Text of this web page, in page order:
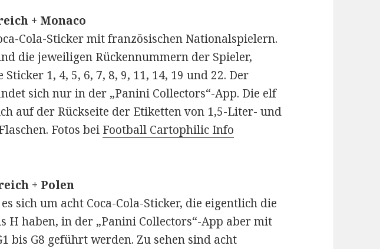
+ Monaco
Cola-Sticker mit französischen Nationalspielern.
die jeweiligen Rückennummern der Spieler,
1, 4, 5, 6, 7, 8, 9, 11, 14, 19 und 22. Der
sich nur in der „Panini Collectors“-App. Die elf
auf der Rückseite der Etiketten von 1,5-Liter- und
Fotos bei Football Cartophilic Info
+ Polen
sich um acht Coca-Cola-Sticker, die eigentlich die
H haben, in der „Panini Collectors“-App aber mit
bis G8 geführt werden. Zu sehen sind acht